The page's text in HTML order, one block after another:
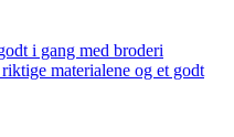
i gang med broderi
materialene og et godt